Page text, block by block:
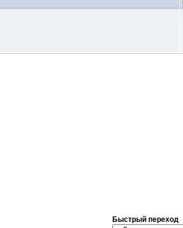
Быстрый переход